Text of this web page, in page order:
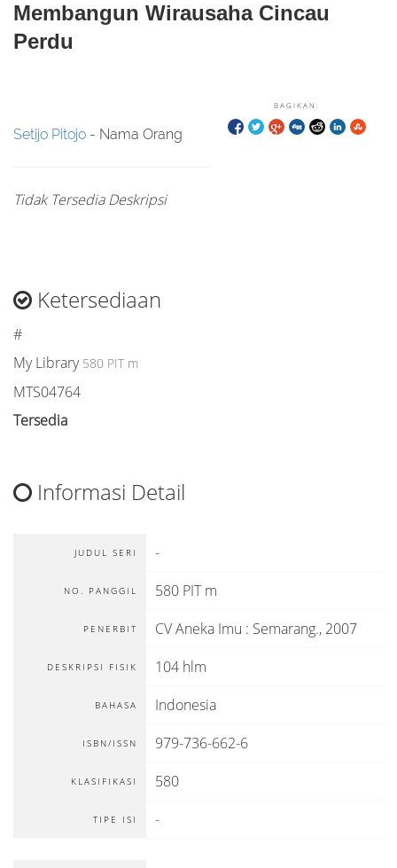
Membangun Wirausaha Cincau
Perdu
BAGIKAN:
Setijo Pitojo - Nama Orang
Tidak Tersedia Deskripsi
Ketersediaan
#
My Library 580 PIT m
MTS04764
Tersedia
Informasi Detail
JUDUL SERI -
NO. PANGGIL 580 PIT m
PENERBIT CV Aneka Imu : Semarang., 2007
DESKRIPSI FISIK 104 hlm
BAHASA Indonesia
ISBN/ISSN 979-736-662-6
KLASIFIKASI 580
TIPE ISI -